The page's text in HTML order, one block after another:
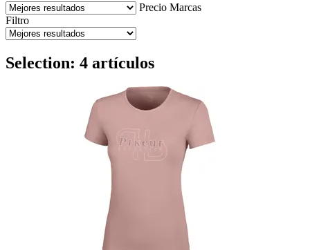
Precio Marcas
Filtro
Selection: 4 artículos